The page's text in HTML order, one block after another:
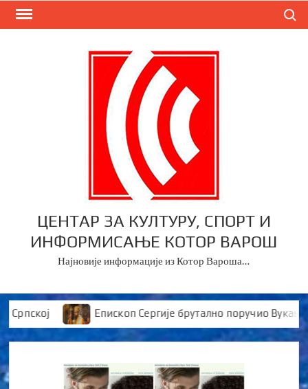
Skip
ЦЕНТАР ЗА КУЛТУРУ, СПОРТ И
ИНФОРМИСАЊЕ КОТОР ВАРОШ
Најновије информације из Котор Вароша…
Епископ Сергије брутално поручио